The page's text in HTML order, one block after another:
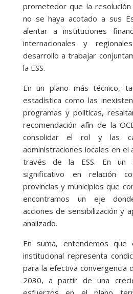
prometedor que la
no se haya acotado a sus
alentar a instituciones
internacionales y
desarrollo a trabajar
la ESS.
En un plano más técnico,
estadística como las
programas y políticas,
recomendación afín de la
consolidar el rol y las
administraciones locales en el
través de la ESS. En un
significativo en relación
provincias y municipios que
encontramos un eje
acciones de sensibilización y
analizado.
En suma, entendemos que
institucional representa
para la efectiva convergencia
2030, a partir de una